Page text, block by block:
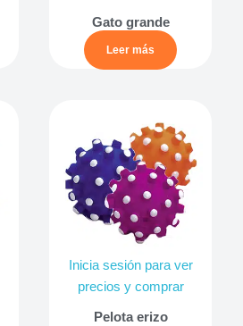
Gato grande
Leer más
Inicia sesión para ver
precios y comprar
Pelota erizo